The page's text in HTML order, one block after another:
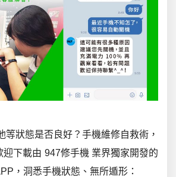
等狀態是否良好？手機維修自救術，
迎下載由 947修手機 業界獨家開發的
，洞悉手機狀態、無所遁形：